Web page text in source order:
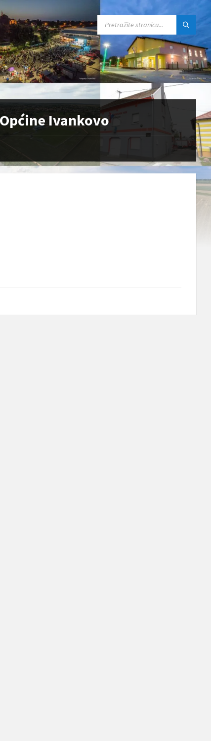
Ivankovo